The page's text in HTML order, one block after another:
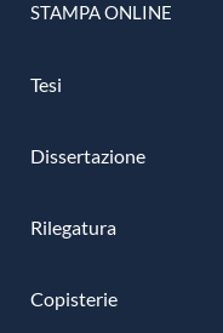
STAMPA ONLINE
Tesi
Dissertazione
Rilegatura
Copisterie